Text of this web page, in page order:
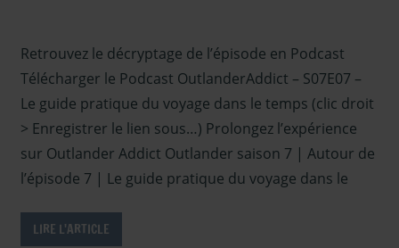
Saison 7
podcast
Serie TV
Retrouvez le décryptage de l’épisode en Podcast
Télécharger le Podcast OutlanderAddict – S07E07 –
Le guide pratique du voyage dans le temps (clic droit
> Enregistrer le lien sous…) Prolongez l’expérience
sur Outlander Addict Outlander saison 7 | Autour de
l’épisode 7 | Le guide pratique du voyage dans le
LIRE L'ARTICLE